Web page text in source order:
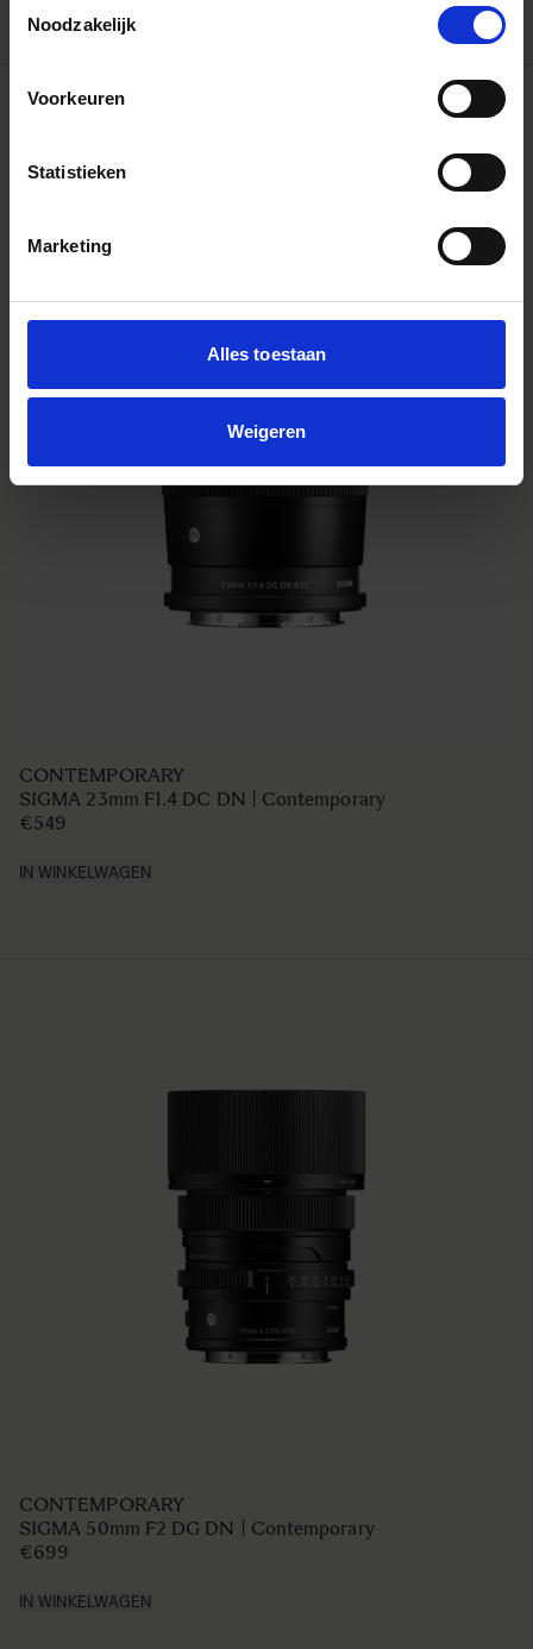
Noodzakelijk
Voorkeuren
Statistieken
Marketing
Alles toestaan
Weigeren
CONTEMPORARY
SIGMA 23mm F1.4 DC DN | Contemporary
€549
IN WINKELWAGEN
CONTEMPORARY
SIGMA 50mm F2 DG DN | Contemporary
€699
IN WINKELWAGEN